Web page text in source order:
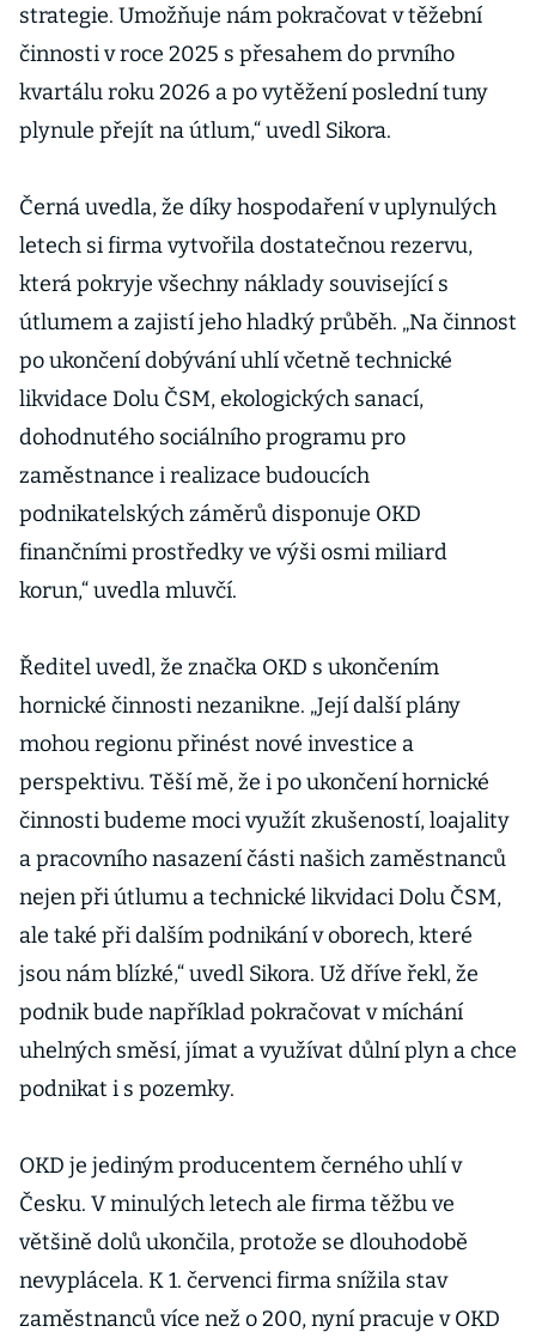
strategie. Umožňuje nám pokračovat v těžební
činnosti v roce 2025 s přesahem do prvního
kvartálu roku 2026 a po vytěžení poslední tuny
plynule přejít na útlum,“ uvedl Sikora.
Černá uvedla, že díky hospodaření v uplynulých
letech si firma vytvořila dostatečnou rezervu,
která pokryje všechny náklady související s
útlumem a zajistí jeho hladký průběh. „Na činnost
po ukončení dobývání uhlí včetně technické
likvidace Dolu ČSM, ekologických sanací,
dohodnutého sociálního programu pro
zaměstnance i realizace budoucích
podnikatelských záměrů disponuje OKD
finančními prostředky ve výši osmi miliard
korun,“ uvedla mluvčí.
Ředitel uvedl, že značka OKD s ukončením
hornické činnosti nezanikne. „Její další plány
mohou regionu přinést nové investice a
perspektivu. Těší mě, že i po ukončení hornické
činnosti budeme moci využít zkušeností, loajality
a pracovního nasazení části našich zaměstnanců
nejen při útlumu a technické likvidaci Dolu ČSM,
ale také při dalším podnikání v oborech, které
jsou nám blízké,“ uvedl Sikora. Už dříve řekl, že
podnik bude například pokračovat v míchání
uhelných směsí, jímat a využívat důlní plyn a chce
podnikat i s pozemky.
OKD je jediným producentem černého uhlí v
Česku. V minulých letech ale firma těžbu ve
většině dolů ukončila, protože se dlouhodobě
nevyplácela. K 1. červenci firma snížila stav
zaměstnanců více než o 200, nyní pracuje v OKD